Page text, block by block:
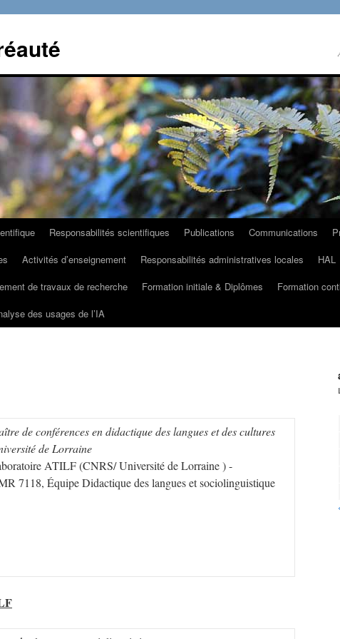
Responsabilités scientifiques Publications Communications
Activités d’enseignement Responsabilités administratives locales HAL
de travaux de recherche Formation initiale & Diplômes
Formation
des usages de l’IA
de conférences en didactique des langues et des cultures
de Lorraine
ATILF (CNRS/ Université de Lorraine ) -
7118, Équipe Didactique des langues et sociolinguistique